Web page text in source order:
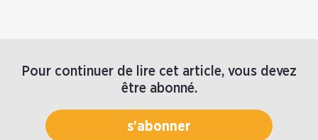
Pour continuer de lire cet article, vous devez
être abonné.
s'abonner